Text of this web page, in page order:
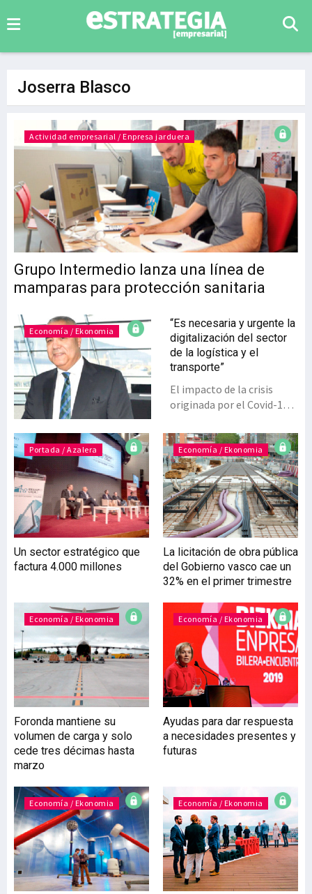
Joserra Blasco
Grupo Intermedio lanza una línea de
mamparas para protección sanitaria
Actividad empresarial / Enpresa jarduera
Economía / Ekonomia
“Es necesaria y urgente la
digitalización del sector
de la logística y el
transporte”
El impacto de la crisis
originada por el Covid-19
logística y el transporte,
aunque el sector ha sabido
responder debidamente a
las demandas planteadas.
Costará volver a la
actividad habitual y,
además, se producirán
afrontar los servicios
logísticos de otra manera.
La digitalización, por
ejemplo, será clave, según
Jimmy Jaber, presidente
de Sparber Líneas
Marítimas y socio fundador
de Sparber Group.Sparber
Group, formado por una
decena de empresas (la
primera de las cuales,
Sparber Transport, se
fundó en Bilbao hace
cuatro décadas) y miembro
Portada / Azalera
Un sector estratégico que
factura 4.000 millones
Economía / Ekonomia
La licitación de obra pública
del Gobierno vasco cae un
32% en el primer trimestre
Economía / Ekonomia
Foronda mantiene su
volumen de carga y solo
cede tres décimas hasta
marzo
Economía / Ekonomia
Ayudas para dar respuesta
a necesidades presentes y
futuras
Economía / Ekonomia Economía / Ekonomia